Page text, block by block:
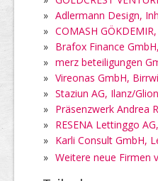
» Adlermann Design,
» COMASH
» Brafox Finance
» merz beteiligungen
» Vireonas GmbH,
» Staziun AG, Ilanz/Glion
» Präsenzwerk Andrea
» RESENA Lettinggo
» Karli Consult GmbH,
» Weitere neue Firmen